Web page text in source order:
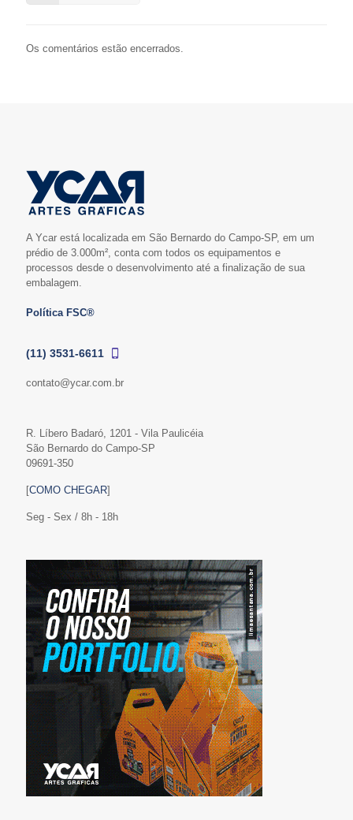
Os comentários estão encerrados.
A Ycar está localizada em São Bernardo do Campo-SP, em um
prédio de 3.000m², conta com todos os equipamentos e
processos desde o desenvolvimento até a finalização de sua
embalagem.
Política FSC®
(11) 3531-6611
contato@ycar.com.br
R. Líbero Badaró, 1201 - Vila Paulicéia
São Bernardo do Campo-SP
09691-350
[COMO CHEGAR]
Seg - Sex / 8h - 18h